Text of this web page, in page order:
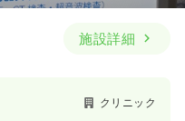
施設詳細
クリニック